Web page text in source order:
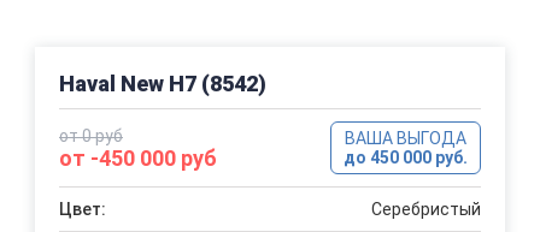
Haval New H7 (8542)
от 0 руб
от -450 000 руб
ВАША ВЫГОДА
до 450 000 руб.
Цвет: Серебристый